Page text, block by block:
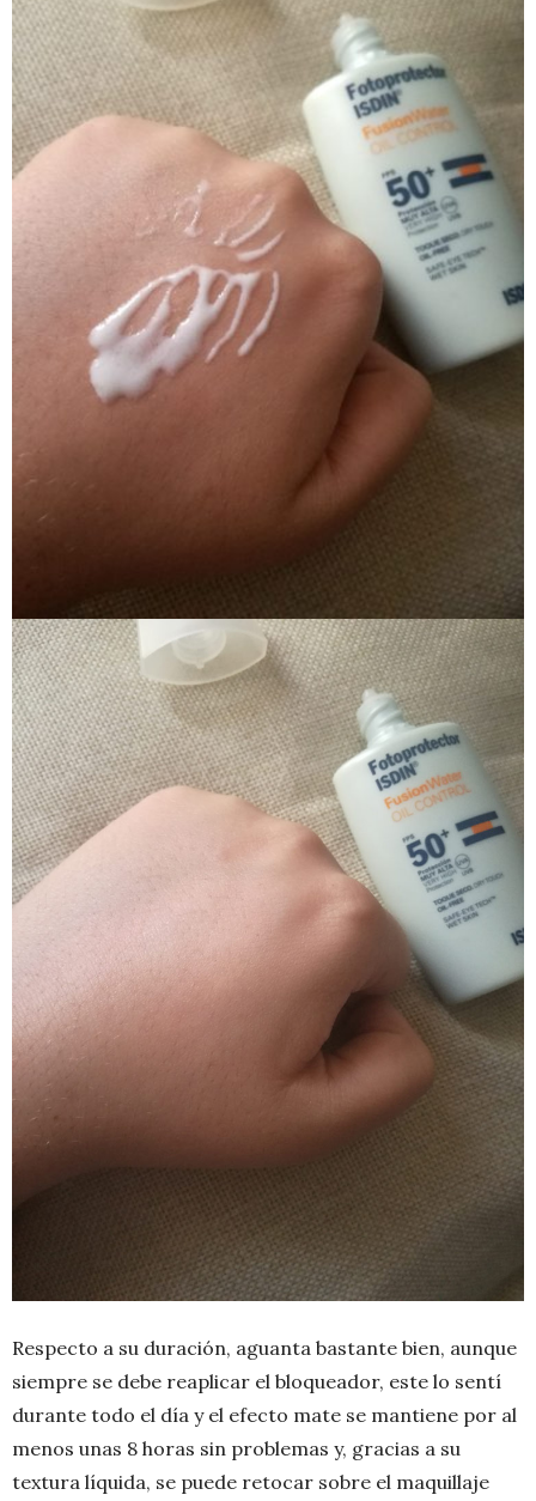
Respecto a su duración, aguanta bastante bien, aunque
siempre se debe reaplicar el bloqueador, este lo sentí
durante todo el día y el efecto mate se mantiene por al
menos unas 8 horas sin problemas y, gracias a su
textura líquida, se puede retocar sobre el maquillaje